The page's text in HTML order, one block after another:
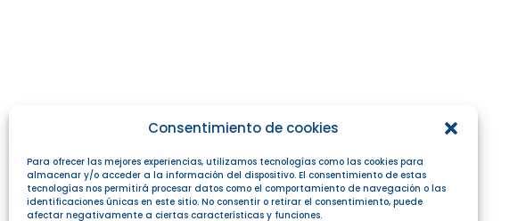
Consentimiento de cookies
Para ofrecer las mejores experiencias, utilizamos tecnologías como las cookies para
almacenar y/o acceder a la información del dispositivo. El consentimiento de estas
tecnologías nos permitirá procesar datos como el comportamiento de navegación o las
identificaciones únicas en este sitio. No consentir o retirar el consentimiento, puede
afectar negativamente a ciertas características y funciones.